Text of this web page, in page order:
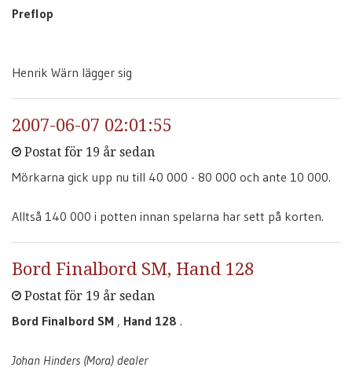
Preflop
Henrik Wärn lägger sig
2007-06-07 02:01:55
Postat för 19 år sedan
Mörkarna gick upp nu till 40 000 - 80 000 och ante 10 000.
Alltså 140 000 i potten innan spelarna har sett på korten.
Bord Finalbord SM, Hand 128
Postat för 19 år sedan
Bord Finalbord SM , Hand 128 .
Johan Hinders (Mora) dealer